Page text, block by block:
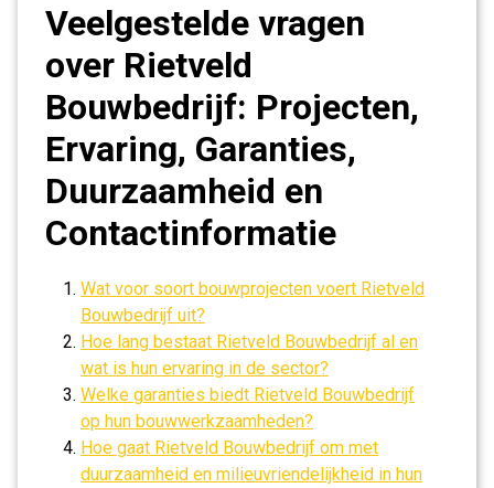
Veelgestelde vragen
over Rietveld
Bouwbedrijf: Projecten,
Ervaring, Garanties,
Duurzaamheid en
Contactinformatie
Wat voor soort bouwprojecten voert Rietveld
Bouwbedrijf uit?
Hoe lang bestaat Rietveld Bouwbedrijf al en
wat is hun ervaring in de sector?
Welke garanties biedt Rietveld Bouwbedrijf
op hun bouwwerkzaamheden?
Hoe gaat Rietveld Bouwbedrijf om met
duurzaamheid en milieuvriendelijkheid in hun